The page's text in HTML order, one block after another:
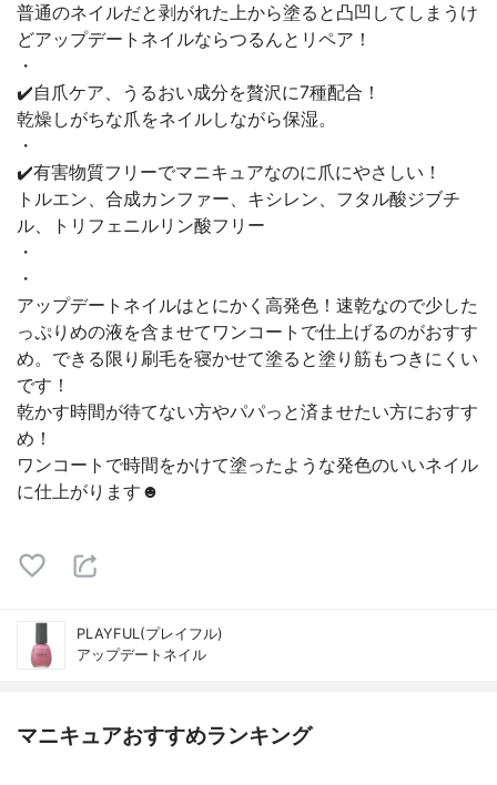
普通のネイルだと剥がれた上から塗ると凸凹してしまうけ
どアップデートネイルならつるんとリペア！
・
✔️自爪ケア、うるおい成分を贅沢に7種配合！
乾燥しがちな爪をネイルしながら保湿。
・
✔️有害物質フリーでマニキュアなのに爪にやさしい！
トルエン、合成カンファー、キシレン、フタル酸ジブチ
ル、トリフェニルリン酸フリー
・
・
アップデートネイルはとにかく高発色！速乾なので少した
っぷりめの液を含ませてワンコートで仕上げるのがおすす
め。できる限り刷毛を寝かせて塗ると塗り筋もつきにくい
です！
乾かす時間が待てない方やパパっと済ませたい方におすす
め！
ワンコートで時間をかけて塗ったような発色のいいネイル
に仕上がります☻
PLAYFUL(プレイフル)
アップデートネイル
マニキュアおすすめランキング